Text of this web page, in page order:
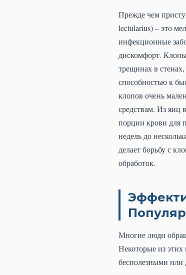
Прежде чем
lectularius) – это
инфекционные
дискомфорт.
трещинах в
способностью к
клопов очень
средствам. Из яиц
порции крови для
недель до
делает борьбу с
обработок.
Многие люди
Некоторые из этих
бесполезными или